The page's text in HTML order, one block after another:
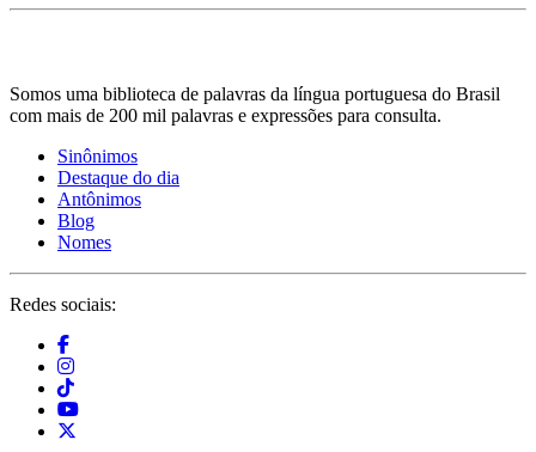
Somos uma biblioteca de palavras da língua portuguesa do Brasil
com mais de 200 mil palavras e expressões para consulta.
Sinônimos
Destaque do dia
Antônimos
Blog
Nomes
Redes sociais: